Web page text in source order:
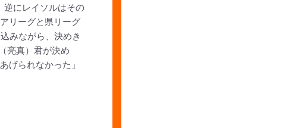
逆にレイソルはその
リーグと県リーグ
みながら、決めき
亮真）君が決め
げられなかった」